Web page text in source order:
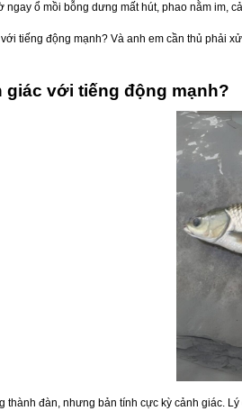
ổ mồi bỗng dưng mất hút, phao nằm im,
tiếng động mạnh? Và anh em cần thủ phải
giác với tiếng động mạnh?
thành đàn, nhưng bản tính cực kỳ cảnh giác. Lý